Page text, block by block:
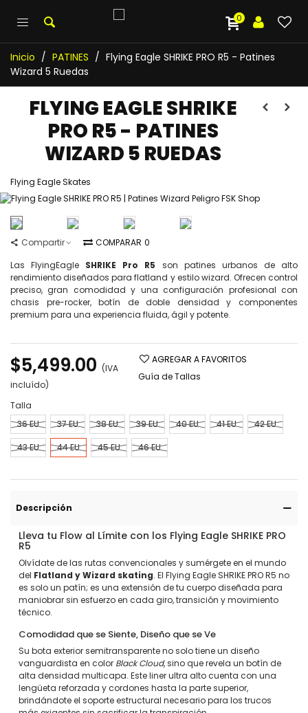
0
Inicio / PATINES / Flying Eagle SHRIKE PRO R5 - Patines
Wizard 5 Ruedas
FLYING EAGLE SHRIKE
PRO R5 - PATINES
WIZARD 5 RUEDAS
Flying Eagle Skates
Compartir COMPARAR 0
Las FlyingEagle SHRIKE Pro R5 son patines urbanos de alto
rendimiento diseñados para flatland y estilo wizard. Ofrecen control
preciso, gran comodidad y una configuración profesional con
chasis pre-rocker, botín de doble densidad y componentes
premium para una experiencia fluida, ágil y potente.
$5,499.00 (IVA
incluído)
AGREGAR A FAVORITOS
Guía de Tallas
Talla
36 EU
37 EU 38 EU 39 EU 40 EU 41 EU
42 EU
43 EU
44 EU 45 EU 46 EU
Descripción
Lleva tu Flow al Límite con los Flying Eagle SHRIKE PRO
R5
Olvídate de las rutas convencionales y sumérgete en el mundo
del Flatland y Wizard skating. El Flying Eagle SHRIKE PRO R5 no
es solo un patín; es una extensión de tu cuerpo diseñada para
maniobrar sin esfuerzo en cada giro, transición y movimiento
técnico.
Comodidad que se Siente, Diseño que se Ve
Su bota exterior semitransparente no solo tiene un diseño
vanguardista en color Black Cloud, sino que revela un botín de
alta densidad multicapa. Este liner ultra alto cuenta con una
lengüeta reforzada y cordones hasta la parte superior,
brindándote el soporte estructural necesario para los trucos